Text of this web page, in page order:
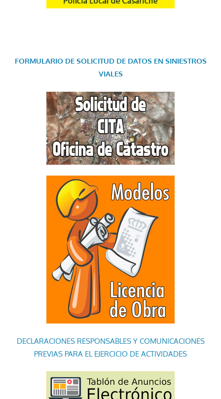
FORMULARIO DE SOLICITUD DE DATOS EN SINIESTROS
VIALES
DECLARACIONES RESPONSABLES Y COMUNICACIONES
PREVIAS PARA EL EJERCICIO DE ACTIVIDADES